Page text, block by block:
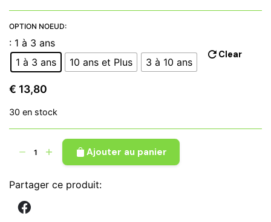
€ 13,80
OPTION NOEUD:
: 1 à 3 ans
1 à 3 ans
10 ans et Plus 3 à 10 ans
Clear
€ 13,80
30 en stock
papillon
tissu
Ajouter au panier
Partager ce produit: